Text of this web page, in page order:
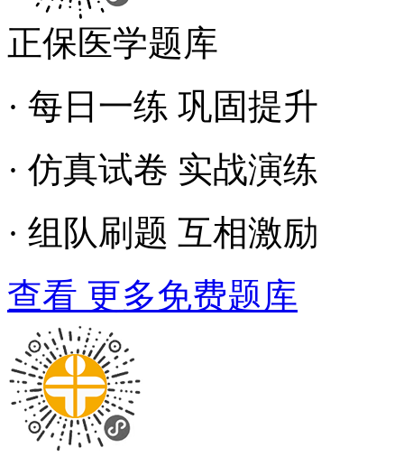
正保医学题库
· 每日一练 巩固提升
· 仿真试卷 实战演练
· 组队刷题 互相激励
查看 更多免费题库